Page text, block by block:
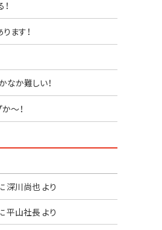
ます！
なか難しい！
～！
深川尚也 より
平山社長 より